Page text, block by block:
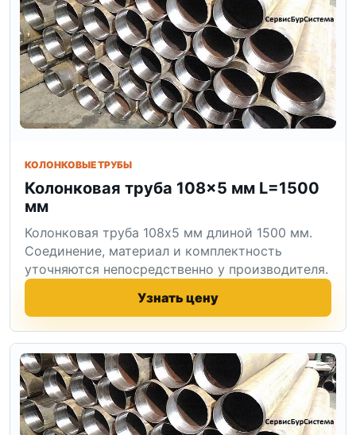
КОЛОНКОВЫЕ ТРУБЫ
Колонковая труба 108×5 мм L=1500
мм
Колонковая труба 108x5 мм длиной 1500 мм.
Соединение, материал и комплектность
уточняются непосредственно у производителя.
Узнать цену